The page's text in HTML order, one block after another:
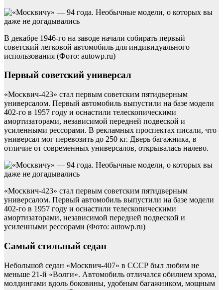
В декабре 1946-го на заводе начали собирать первый
советский легковой автомобиль для индивидуального
использования (Фото: autowp.ru)
Первый советский универсал
«Москвич-423» стал первым советским пятидверным
универсалом. Первый автомобиль выпустили на базе модели
402-го в 1957 году и оснастили телескопическими
амортизаторами, независимой передней подвеской и
усиленными рессорами. В рекламных проспектах писали, что
универсал мог перевозить до 250 кг. Дверь багажника, в
отличие от современных универсалов, открывалась налево.
«Москвич-423» стал первым советским пятидверным
универсалом. Первый автомобиль выпустили на базе модели
402-го в 1957 году и оснастили телескопическими
амортизаторами, независимой передней подвеской и
усиленными рессорами (Фото: autowp.ru)
Самый стильный седан
Небольшой седан «Москвич-407» в СССР был любим не
меньше 21-й «Волги». Автомобиль отличался обилием хрома,
молдингами вдоль боковины, удобным багажником, мощным